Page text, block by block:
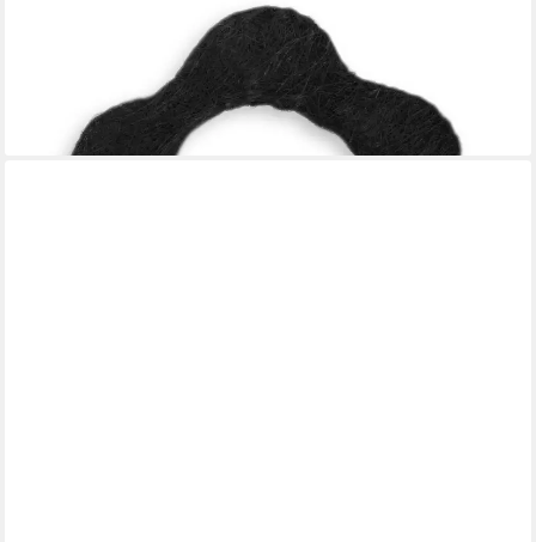
Raffhalter Raffhalter Sisal Blumeform Gardinenspange
Gardinenhalter Vorhang Wohnz, Gardinen, (1-tlg)
lieferbar - in 6-8 Werktagen bei dir